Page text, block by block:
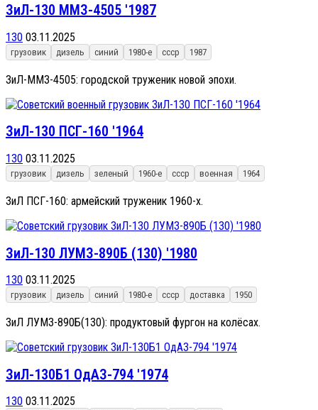
ЗиЛ-130 ММЗ-4505 '1987
130 03.11.2025
грузовик дизель синий 1980-е ссср 1987
ЗиЛ-ММЗ-4505: городской труженик новой эпохи.
ЗиЛ-130 ПСГ-160 '1964
130 03.11.2025
грузовик дизель зеленый 1960-е ссср военная 1964
ЗиЛ ПСГ-160: армейский труженик 1960-х.
ЗиЛ-130 ЛУМЗ-890Б (130) '1980
130 03.11.2025
грузовик дизель синий 1980-е ссср доставка 1950
ЗиЛ ЛУМЗ-890Б(130): продуктовый фургон на колёсах.
ЗиЛ-130Б1 ОдАЗ-794 '1974
130 03.11.2025